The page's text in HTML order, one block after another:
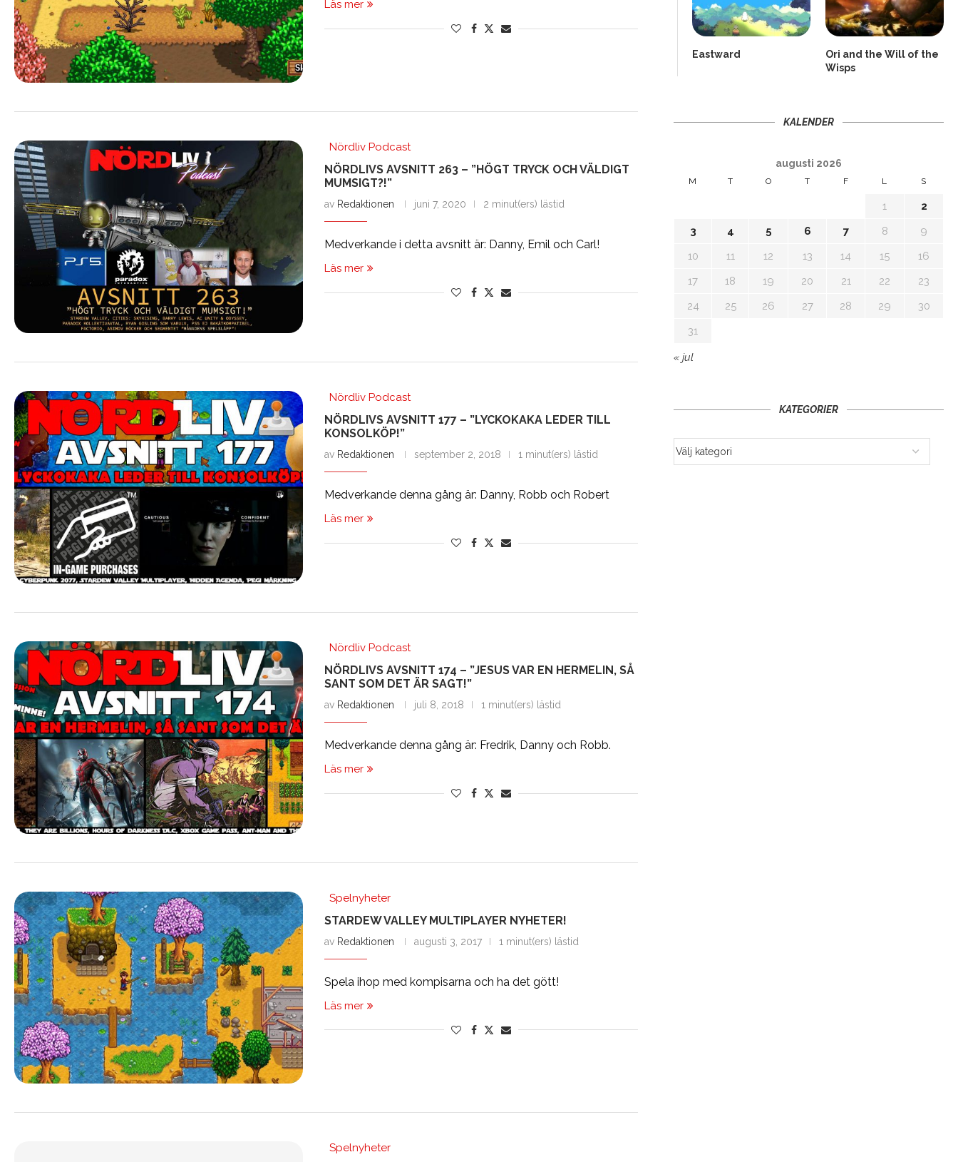
Läs mer
Nördliv Podcast
NÖRDLIVS AVSNITT 263 – ”HÖGT TRYCK OCH VÄLDIGT
MUMSIGT?!”
av Redaktionen juni 7, 2020 2 minut(ers) lästid
Medverkande i detta avsnitt är: Danny, Emil och Carl!
Läs mer
Nördliv Podcast
NÖRDLIVS AVSNITT 177 – ”LYCKOKAKA LEDER TILL
KONSOLKÖP!”
av Redaktionen september 2, 2018 1 minut(ers) lästid
Medverkande denna gång är: Danny, Robb och Robert
Läs mer
Nördliv Podcast
NÖRDLIVS AVSNITT 174 – ”JESUS VAR EN HERMELIN, SÅ
SANT SOM DET ÄR SAGT!”
av Redaktionen juli 8, 2018 1 minut(ers) lästid
Medverkande denna gång är: Fredrik, Danny och Robb.
Läs mer
Spelnyheter
STARDEW VALLEY MULTIPLAYER NYHETER!
av Redaktionen augusti 3, 2017 1 minut(ers) lästid
Spela ihop med kompisarna och ha det gött!
Läs mer
Spelnyheter
Eastward
Ori and the Will of the
Wisps
KALENDER
augusti 2026
M T O T F L S
1
2
3
4 5 6 7 8
9
10
11 12 13 14 15
16
17
18 19 20 21 22
23
24
25 26 27 28 29
30
31
« jul
KATEGORIER